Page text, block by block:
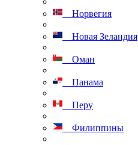
Норвегия
Новая Зеландия
Оман
Панама
Перу
Филиппины